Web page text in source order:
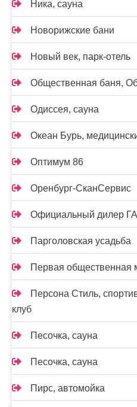
Ника, сауна
Новорижские бани
Новый век, парк-отель
Общественная баня,
Одиссея, сауна
Океан Бурь,
Оптимум 86
Оренбург-СканСервис
Официальный дилер
Парголовская усадьба
Первая общественная
Персона Стиль,
клуб
Песочка, сауна
Песочка, сауна
Пирс, автомойка